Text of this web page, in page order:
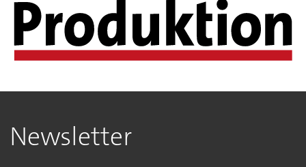
Newsletter